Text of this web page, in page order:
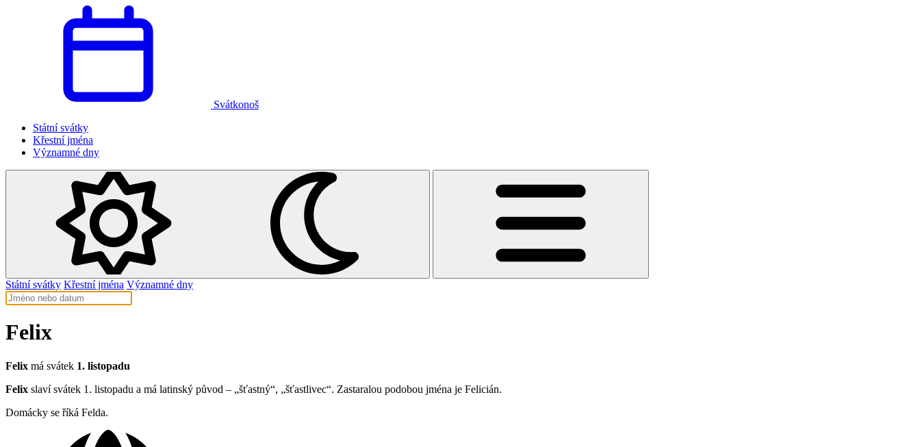
Svátkonoš
Státní svátky
Křestní jména
Významné dny
Státní svátky Křestní jména Významné dny
Felix
Felix má svátek 1. listopadu
Felix slaví svátek 1. listopadu a má latinský původ – „šťastný“, „šťastlivec“. Zastaralou podobou jména je Felicián.
Domácky se říká Felda.